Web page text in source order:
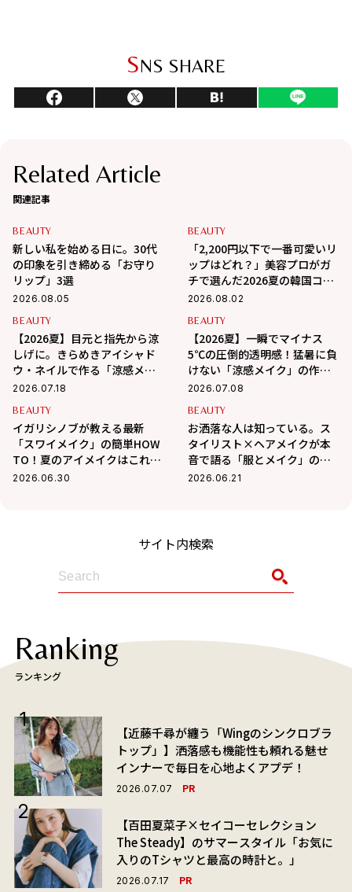
SNS SHARE
Related Article
関連記事
BEAUTY
新しい私を始める日に。30代
の印象を引き締める「お守り
リップ」3選
2026.08.05
BEAUTY
「2,200円以下で一番可愛いリ
ップはどれ？」美容プロがガ
チで選んだ2026夏の韓国コス
メ3選
2026.08.02
BEAUTY
【2026夏】目元と指先から涼
しげに。きらめきアイシャド
ウ・ネイルで作る「涼感メイ
ク」
2026.07.18
BEAUTY
【2026夏】一瞬でマイナス
5℃の圧倒的透明感！猛暑に負
けない「涼感メイク」の作り
方
2026.07.08
BEAUTY
イガリシノブが教える最新
「スワイメイク」の簡単HOW
TO！夏のアイメイクはこれで
決まり！
2026.06.30
BEAUTY
お洒落な人は知っている。ス
タイリスト×ヘアメイクが本
音で語る「服とメイク」の法
則
2026.06.21
サイト内検索
Ranking
ランキング
【近藤千尋が纏う「Wingのシンクロブラ
トップ」】洒落感も機能性も頼れる魅せ
インナーで毎日を心地よくアプデ！
2026.07.07 PR
【百田夏菜子×セイコーセレクション
The Steady】のサマースタイル「お気に
入りのTシャツと最高の時計と。」
2026.07.17 PR